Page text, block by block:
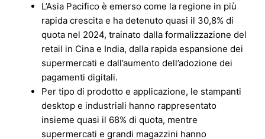
L’Asia Pacifico è emerso come la regione in più
rapida crescita e ha detenuto quasi il 30,8% di
quota nel 2024, trainato dalla formalizzazione del
retail in Cina e India, dalla rapida espansione dei
supermercati e dall’aumento dell’adozione dei
pagamenti digitali.
Per tipo di prodotto e applicazione, le stampanti
desktop e industriali hanno rappresentato
insieme quasi il 68% di quota, mentre
supermercati e grandi magazzini hanno